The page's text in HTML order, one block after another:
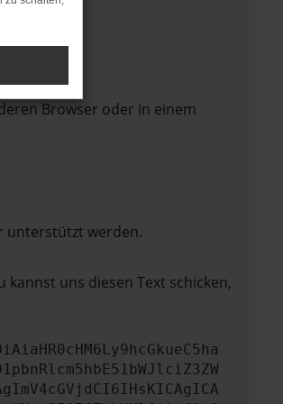
Browser oder in einem
unterstützt werden.
uns diesen Text schicken,